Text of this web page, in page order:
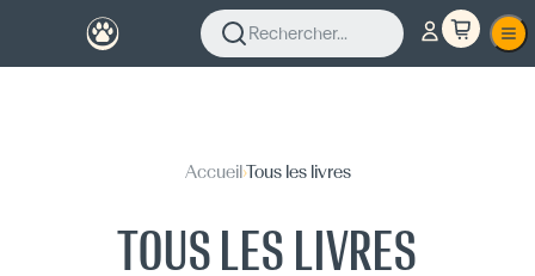
Rechercher...
Accueil›Tous les livres
TOUS LES LIVRES